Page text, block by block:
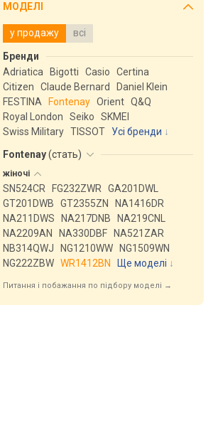
МОДЕЛІ
у продажу всі
Бренди
Adriatica
Bigotti Casio
Certina
Citizen
Claude Bernard
Daniel Klein
FESTINA
Fontenay Orient Q&Q
Royal London
Seiko
SKMEI
Swiss Military TISSOT
Усі бренди
Fontenay(стать)
жіночі
SN524CR FG232ZWR
GA201DWL
GT201DWB
GT2355ZN
NA1416DR
NA211DWS
NA217DNB
NA219CNL
NA2209AN
NA330DBF
NA521ZAR
NB314QWJ
NG1210WW
NG1509WN
NG222ZBW WR1412BN Ще моделі ↓
Питання і побажання по підбору моделі →